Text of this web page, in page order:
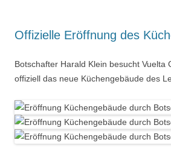
Offizielle Eröffnung des
Botschafter Harald Klein besucht Vuelta
offiziell das neue Küchengebäude des